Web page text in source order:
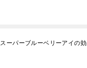
ーパーブルーベリーアイの